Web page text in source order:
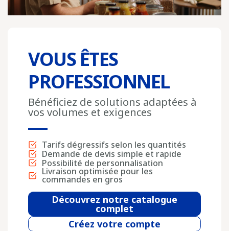
VOUS ÊTES
PROFESSIONNEL
Bénéficiez de solutions adaptées à
vos volumes et exigences
Tarifs dégressifs selon les quantités
Demande de devis simple et rapide
Possibilité de personnalisation
Livraison optimisée pour les
commandes en gros
Découvrez notre catalogue
complet
Créez votre compte